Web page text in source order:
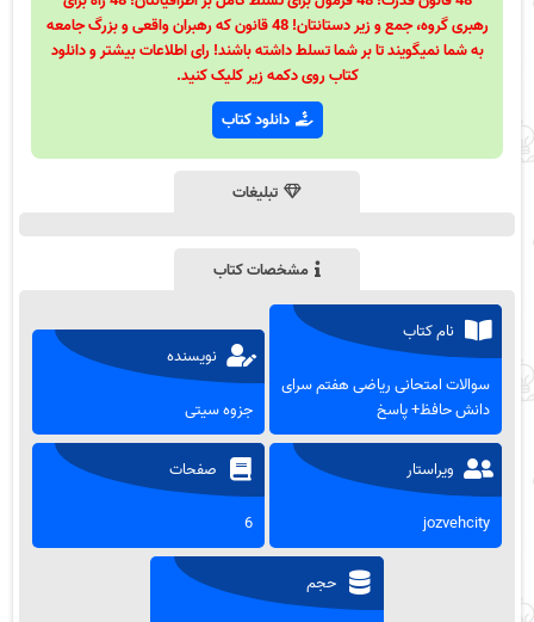
رهبری گروه، جمع و زیر دستانتان! 48 قانون که رهبران واقعی و بزرگ جامعه
به شما نمیگویند تا بر شما تسلط داشته باشند! رای اطلاعات بیشتر و دانلود
کتاب روی دکمه زیر کلیک کنید.
دانلود کتاب
تبلیغات
مشخصات کتاب
نام کتاب
سوالات امتحانی ریاضی هفتم سرای
دانش حافظ+ پاسخ
نویسنده
جزوه سیتی
ویراستار
jozvehcity
صفحات
6
حجم